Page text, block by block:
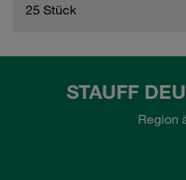
25 Stück
STAUFF
Region